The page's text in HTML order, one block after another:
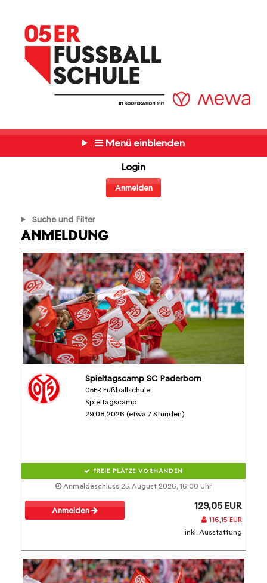
Menü einblenden
Login
Anmelden
Suche und Filter
ANMELDUNG
Spieltagscamp SC Paderborn
05ER Fußballschule
Spieltagscamp
29.08.2026 (etwa 7 Stunden)
FREIE PLÄTZE VORHANDEN
Anmeldeschluss 25. August 2026, 16:00 Uhr
Anmelden 129,05 EUR
116,15 EUR
inkl. Ausstattung